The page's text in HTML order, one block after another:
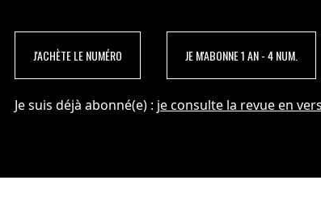
J'ACHÈTE LE NUMÉRO JE M'ABONNE 1 AN - 4 NUM.
Je suis déjà abonné(e) : je consulte la revue en